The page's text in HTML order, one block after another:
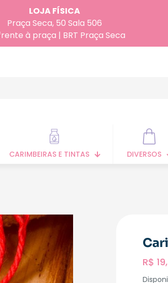
LOJA FÍSICA
Praça Seca, 50 Sala 506
à praça | BRT Praça Seca
CARIMBEIRAS E TINTAS DIVERSOS
R$